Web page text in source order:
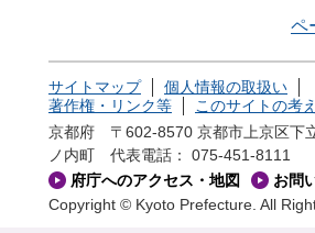
ペ
サイトマップ
個人情報の取扱い
著作権・リンク等
このサイトの考
京都府 〒602-8570 京都市上京区下
ノ内町
代表電話： 075-451-8111
府庁へのアクセス・地図
お問
Copyright © Kyoto Prefecture. All